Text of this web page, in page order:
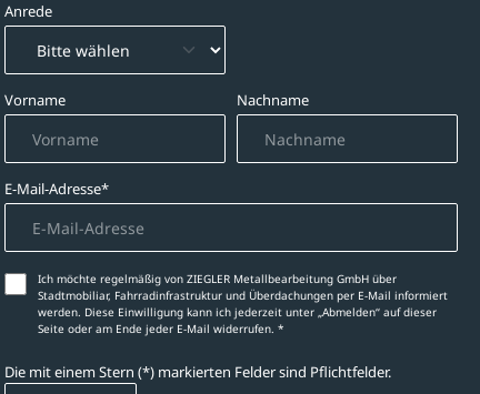
Anrede
Vorname Nachname
E-Mail-Adresse*
Ich möchte regelmäßig von ZIEGLER Metallbearbeitung GmbH über
Stadtmobiliar, Fahrradinfrastruktur und Überdachungen per E-Mail informiert
werden. Diese Einwilligung kann ich jederzeit unter „Abmelden‘‘ auf dieser
Seite oder am Ende jeder E-Mail widerrufen. *
Die mit einem Stern (*) markierten Felder sind Pflichtfelder.